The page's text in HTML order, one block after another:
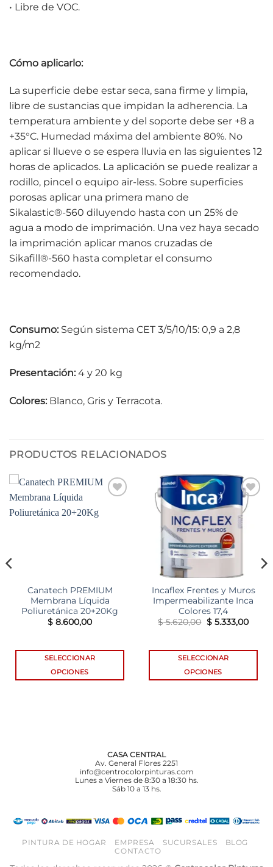
• Libre de VOC.
Cómo aplicarlo:
La superficie debe estar seca, sana firme y limpia,
libre de sustancias que impidan la adherencia. La
temperatura ambiente y del soporte debe ser +8 a
+35°C. Humedad máxima del ambiente 80%. No
aplicar si llueve o se espera lluvia en las siguientes 12
horas de aplicados. La aplicación se puede realizar a
rodillo, pincel o equipo air-less. Sobre superficies
porosas aplicar una primera mano de
Sikalastic®-560 diluyendo hasta con un 25% de
agua a modo de imprimación. Una vez haya secado
la imprimación aplicar manos cruzadas de
Sikafill®-560 hasta completar el consumo
recomendado.
Consumo: Según sistema CET 3/5/10/15: 0,9 a 2,8
kg/m2
Presentación: 4 y 20 kg
Colores: Blanco, Gris y Terracota.
PRODUCTOS RELACIONADOS
wishlist
Canatech PREMIUM
Membrana Líquida
Poliuretánica 20+20Kg
$ 8.600,00
SELECCIONAR
OPCIONES
opciones
se
la
página
producto
Add to
wishlist
Incaflex Frentes y Muros
Impermeabilizante Inca
Colores 17,4
$5.620,00 El
precio
$ 5.620,00.
$5.333,00El
$
SELECCIONAR
OPCIONES
la
página
producto
CASA CENTRAL
Av. General Flores 2251
info@centrocolorpinturas.com
Lunes a Viernes de 8:30 a 18:30 hs.
Sáb 10 a 13 hs.
PINTURA DE HOGAR EMPRESA SUCURSALES
BLOG
CONTACTO